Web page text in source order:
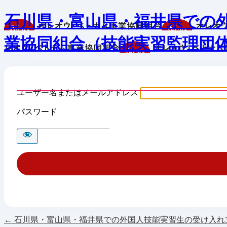
石川県・富山県・福井県での
業協同組合（技能実習監理団
ユーザー名またはメールアドレス
パスワード
← 石川県・富山県・福井県での外国人技能実習生の受け入